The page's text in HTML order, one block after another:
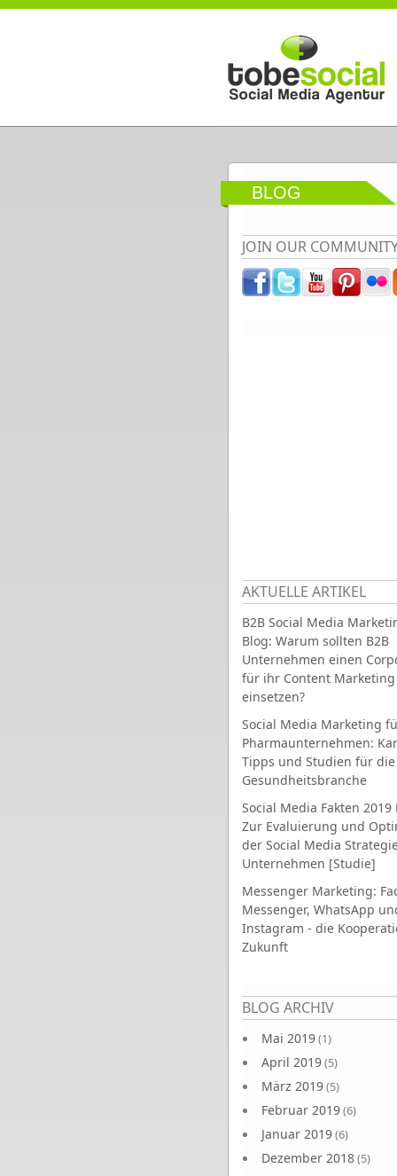
Direkt zum Inhalt
BLOG
JOIN OUR
AKTUELLE ARTIKEL
B2B Social Media
Blog: Warum sollten B2B
Unternehmen einen
für ihr Content Marketing
einsetzen?
Social Media Marketing
Pharmaunternehmen:
Tipps und Studien für die
Gesundheitsbranche
Social Media Fakten 2019
Zur Evaluierung und
der Social Media
Unternehmen [Studie]
Messenger Marketing:
Messenger, WhatsApp
Instagram - die
Zukunft
BLOG ARCHIV
Mai 2019(1)
April 2019(5)
März 2019(5)
Februar 2019(6)
Januar 2019(6)
Dezember 2018(5)
Seiten